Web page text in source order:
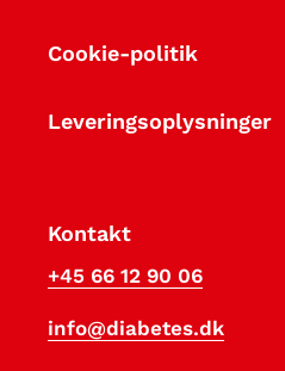
Cookie-politik
Leveringsoplysninger
Kontakt
+45 66 12 90 06
info@diabetes.dk